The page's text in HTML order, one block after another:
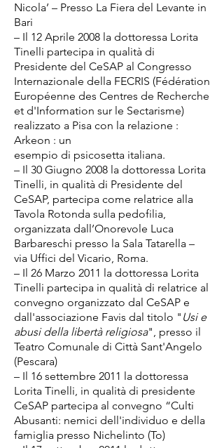
Nicola’ – Presso La Fiera del Levante in
Bari
– Il 12 Aprile 2008 la dottoressa Lorita
Tinelli partecipa in qualità di
Presidente del CeSAP al Congresso
Internazionale della FECRIS (Fédération
Européenne des Centres de Recherche
et d'Information sur le Sectarisme)
realizzato a Pisa con la relazione :
Arkeon : un
esempio di psicosetta italiana.
– Il 30 Giugno 2008 la dottoressa Lorita
Tinelli, in qualità di Presidente del
CeSAP, partecipa come relatrice alla
Tavola Rotonda sulla pedofilia,
organizzata dall’Onorevole Luca
Barbareschi presso la Sala Tatarella –
via Uffici del Vicario, Roma.
– Il 26 Marzo 2011 la dottoressa Lorita
Tinelli partecipa in qualità di relatrice al
convegno organizzato dal CeSAP e
dall'associazione Favis dal titolo " Usi e
abusi della libertà religiosa", presso il
Teatro Comunale di Città Sant'Angelo
(Pescara)
– Il 16 settembre 2011 la dottoressa
Lorita Tinelli, in qualità di presidente
CeSAP partecipa al convegno “Culti
Abusanti: nemici dell'individuo e della
famiglia presso Nichelinto (To)